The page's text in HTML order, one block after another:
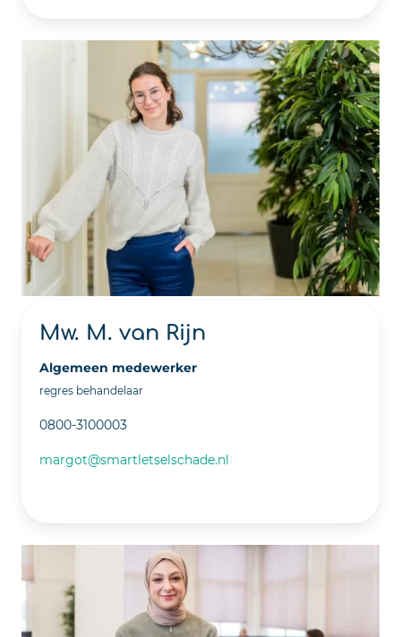
Mw. M. van Rijn
Algemeen medewerker
regres behandelaar
0800-3100003
margot@smartletselschade.nl